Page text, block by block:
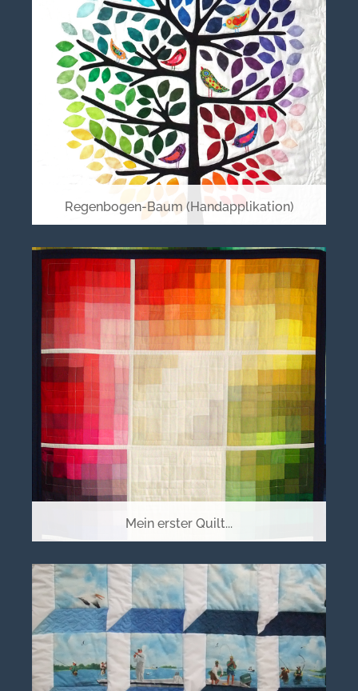
Regenbogen-Baum (Handapplikation)
Mein erster Quilt...